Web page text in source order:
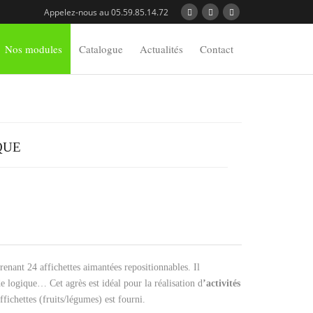
Appelez-nous au 05.59.85.14.72
Nos modules Catalogue Actualités Contact
24 affichettes aimantées repositionnables. Il
logique… Cet agrès est idéal pour la réalisation d’activités
(fruits/légumes) est fourni.